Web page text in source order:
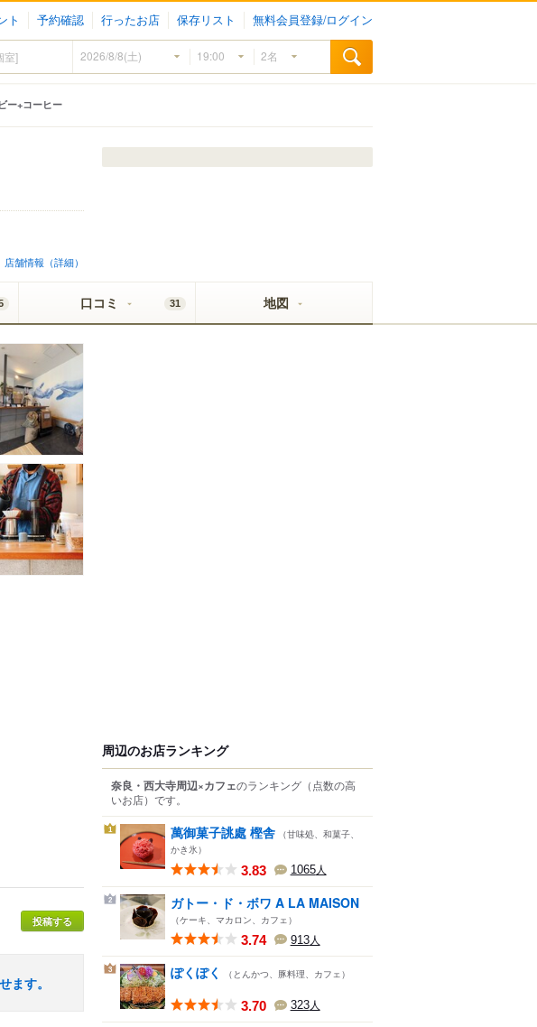
ト 予約確認 行ったお店 保存リスト 無料会員登録/ログイン
ー+コーヒー
店舗情報（詳細）
口コミ 31 地図
投稿する
ます。
周辺のお店ランキング
奈良・西大寺周辺×カフェのランキング （点数の高
いお店） です。
1 萬御菓子誂處 樫舎 （甘味処、和菓子、
かき氷）
3.83 1065人
2 ガトー・ド・ボワ A LA MAISON
（ケーキ、マカロン、カフェ）
3.74 913人
3 ぽくぽく （とんかつ、豚料理、カフェ）
3.70 323人